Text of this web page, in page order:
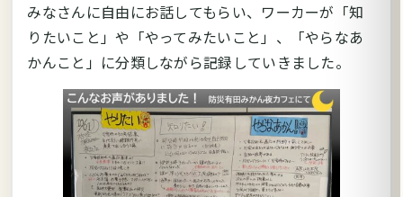
みなさんに自由にお話してもらい、ワーカーが「知
りたいこと」や「やってみたいこと」、「やらなあ
かんこと」に分類しながら記録していきました。